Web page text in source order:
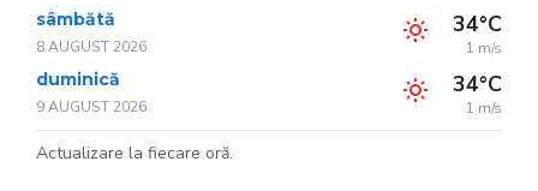
sâmbătă
8 AUGUST 2026
34°C
1 m/s
duminică
9 AUGUST 2026
34°C
1 m/s
Actualizare la fiecare oră.